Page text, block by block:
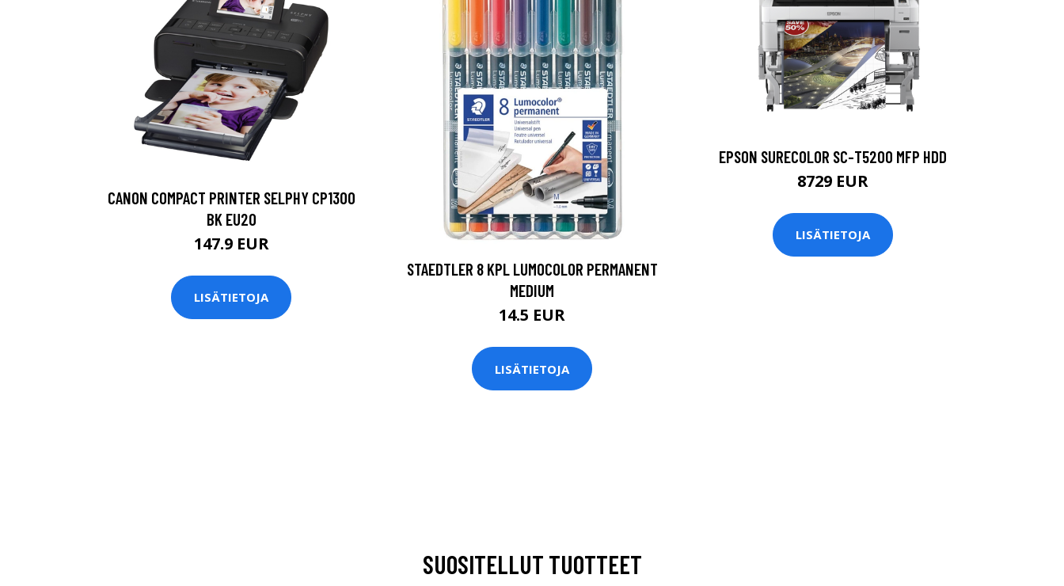
CANON COMPACT PRINTER SELPHY CP1300
BK EU20
147.9 EUR
LISÄTIETOJA
STAEDTLER 8 KPL LUMOCOLOR PERMANENT
MEDIUM
14.5 EUR
LISÄTIETOJA
EPSON SURECOLOR SC-T5200 MFP HDD
8729 EUR
LISÄTIETOJA
SUOSITELLUT TUOTTEET